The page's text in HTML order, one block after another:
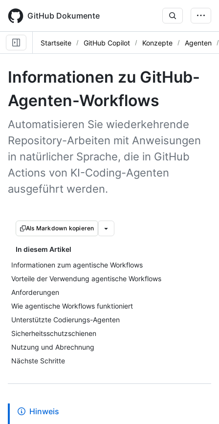
main
content
GitHub Dokumente
Startseite GitHub Copilot Konzepte Agenten
Informationen zu GitHub-
Agenten-Workflows
Automatisieren Sie wiederkehrende
Repository-Arbeiten mit Anweisungen
in natürlicher Sprache, die in GitHub
Actions von KI-Coding-Agenten
ausgeführt werden.
Als Markdown kopieren
In diesem Artikel
Informationen zum agentische Workflows
Vorteile der Verwendung agentische Workflows
Anforderungen
Wie agentische Workflows funktioniert
Unterstützte Codierungs-Agenten
Sicherheitsschutzschienen
Nutzung und Abrechnung
Nächste Schritte
Hinweis